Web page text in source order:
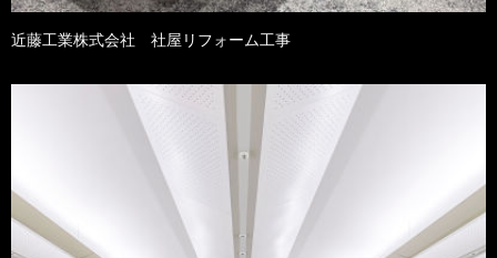
近藤工業株式会社 社屋リフォーム工事